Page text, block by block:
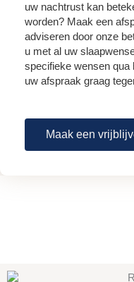
uw nachtrust kan
worden? Maak een
adviseren door onze
u met al uw
specifieke wensen qua
uw afspraak graag
Maak een